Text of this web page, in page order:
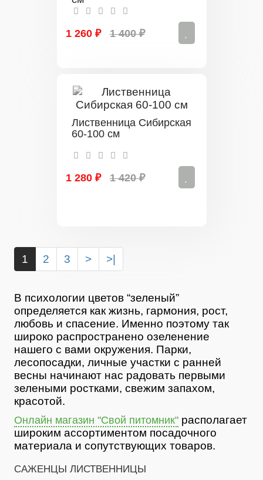
1 260 ₽ 1 400 ₽
Лиственница Сибирская
60-100 см
1 280 ₽ 1 420 ₽
1 2 3 > >|
В психологии цветов “зеленый”
определяется как жизнь, гармония, рост,
любовь и спасение. Именно поэтому так
широко распространено озеленение
нашего с вами окружения. Парки,
лесопосадки, личные участки с ранней
весны начинают нас радовать первыми
зелеными ростками, свежим запахом,
красотой.
Онлайн магазин "Свой питомник" располагает
широким ассортиментом посадочного
материала и сопутствующих товаров.
САЖЕНЦЫ ЛИСТВЕННИЦЫ